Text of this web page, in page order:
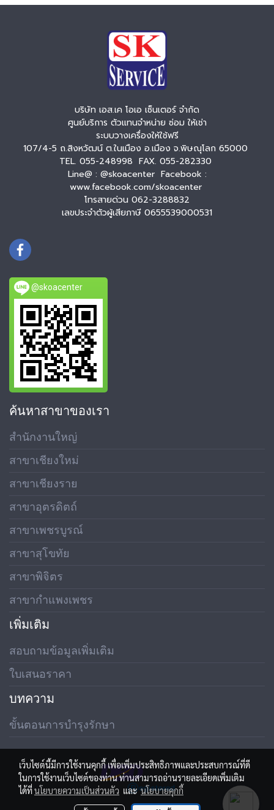
บริษัท เอส.เค โอเอ เซ็นเตอร์ จำกัด
ศูนย์บริการ ตัวแทนจำหน่าย ซ่อม ให้เช่า
ระบบวางเครื่องให้ใช้ฟรี
107/4-5 ถ.สิงหวัฒน์ ต.ในเมือง อ.เมือง จ.พิษณุโลก 65000
TEL. 055-248998 FAX. 055-282330
Line@ : @skoacenter Facebook :
www.facebook.com/skoacenter
โทรสายด่วน 062-3288832
เลขประจำตัวผู้เสียภาษี 0655539000531
@skoacenter
ค้นหาสาขาของเรา
สำนักงานใหญ่
สาขาเชียงใหม่
สาขาเชียงราย
สาขาอุตรดิตถ์
สาขาเพชรบูรณ์
สาขาสุโขทัย
สาขาพิจิตร
สาขากำแพงเพชร
เพิ่มเติม
สอบถามข้อมูลเพิ่มเติม
ใบเสนอราคา
บทความ
ขั้นตอนการบำรุงรักษา
เว็บไซต์นี้มีการใช้งานคุกกี้ เพื่อเพิ่มประสิทธิภาพและประสบการณ์ที่ดี
ในการใช้งานเว็บไซต์ของท่าน ท่านสามารถอ่านรายละเอียดเพิ่มเติม
ได้ที่นโยบายความเป็นส่วนตัว และนโยบายคุกกี้